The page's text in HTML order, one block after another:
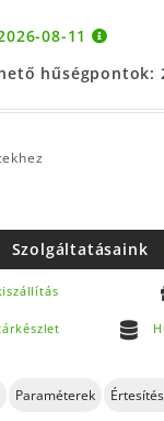
08-11
hűségpontok:
Szolgáltatásaink
Paraméterek